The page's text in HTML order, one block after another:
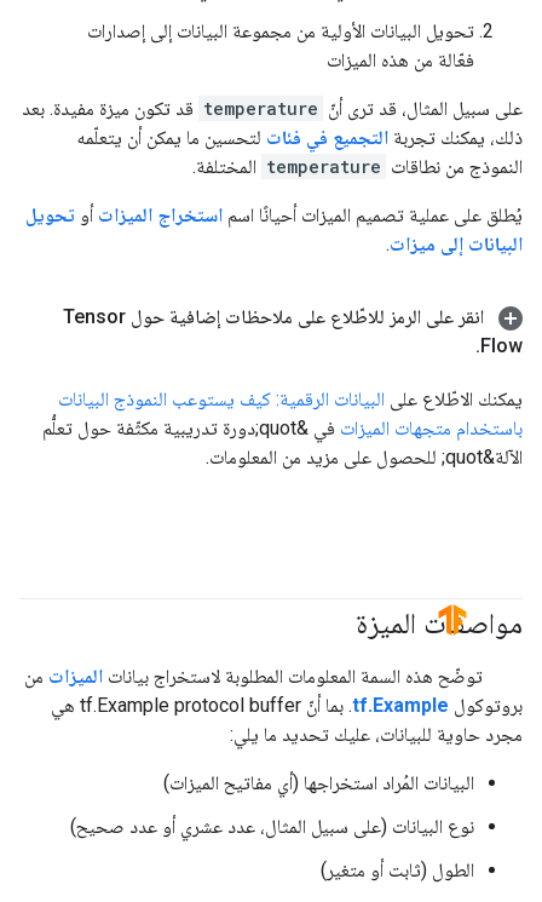
تحويل البيانات الأولية من مجموعة البيانات إلى إصدارات
فعّالة من هذه الميزات
على سبيل المثال، قد ترى أنّ temperature قد تكون ميزة مفيدة. بعد
ذلك، يمكنك تجربة التجميع في فئات لتحسين ما يمكن أن يتعلّمه
النموذج من نطاقات temperature المختلفة.
يُطلق على عملية تصميم الميزات أحيانًا اسم استخراج الميزات أو تحويل
البيانات إلى ميزات.
انقر على الرمز للاطّلاع على ملاحظات إضافية حول Tensor
Flow
.
يمكنك الاطّلاع على البيانات الرقمية: كيف يستوعب النموذج البيانات
باستخدام متجهات الميزات
في &quot;دورة تدريبية مكثّفة حول تعلُّم
الآلة&quot; للحصول على مزيد من المعلومات.
مواصفات الميزة
توضّح هذه السمة المعلومات المطلوبة لاستخراج بيانات الميزات من
بروتوكول tf.Example
. بما أنّ tf.Example protocol buffer هي
مجرد حاوية للبيانات، عليك تحديد ما يلي:
البيانات المُراد استخراجها (أي مفاتيح الميزات)
نوع البيانات (على سبيل المثال، عدد عشري أو عدد صحيح)
الطول (ثابت أو متغير)